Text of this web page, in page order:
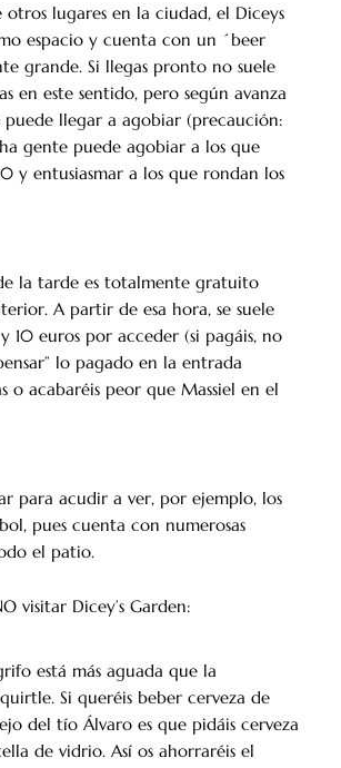
lugares en la ciudad, el Diceys
espacio y cuenta con un ´beer
grande. Si llegas pronto no suele
en este sentido, pero según avanza
llegar a agobiar (precaución:
gente puede agobiar a los que
y entusiasmar a los que rondan los
la tarde es totalmente gratuito
A partir de esa hora, se suele
10 euros por acceder (si pagáis, no
lo pagado en la entrada
o acabaréis peor que Massiel en el
para acudir a ver, por ejemplo, los
pues cuenta con numerosas
el patio.
visitar Dicey’s Garden:
está más aguada que la
Si queréis beber cerveza de
del tío Álvaro es que pidáis cerveza
de vidrio. Así os ahorraréis el